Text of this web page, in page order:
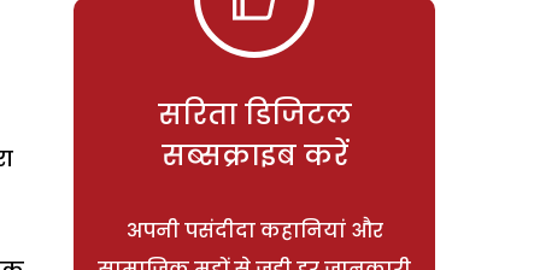
सरिता डिजिटल
सब्सक्राइब करें
अपनी पसंदीदा कहानियां और